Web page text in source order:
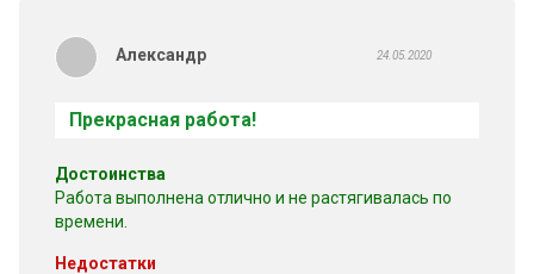
Александр 24.05.2020
Прекрасная работа!
Достоинства
Работа выполнена отлично и не растягивалась по
времени.
Недостатки